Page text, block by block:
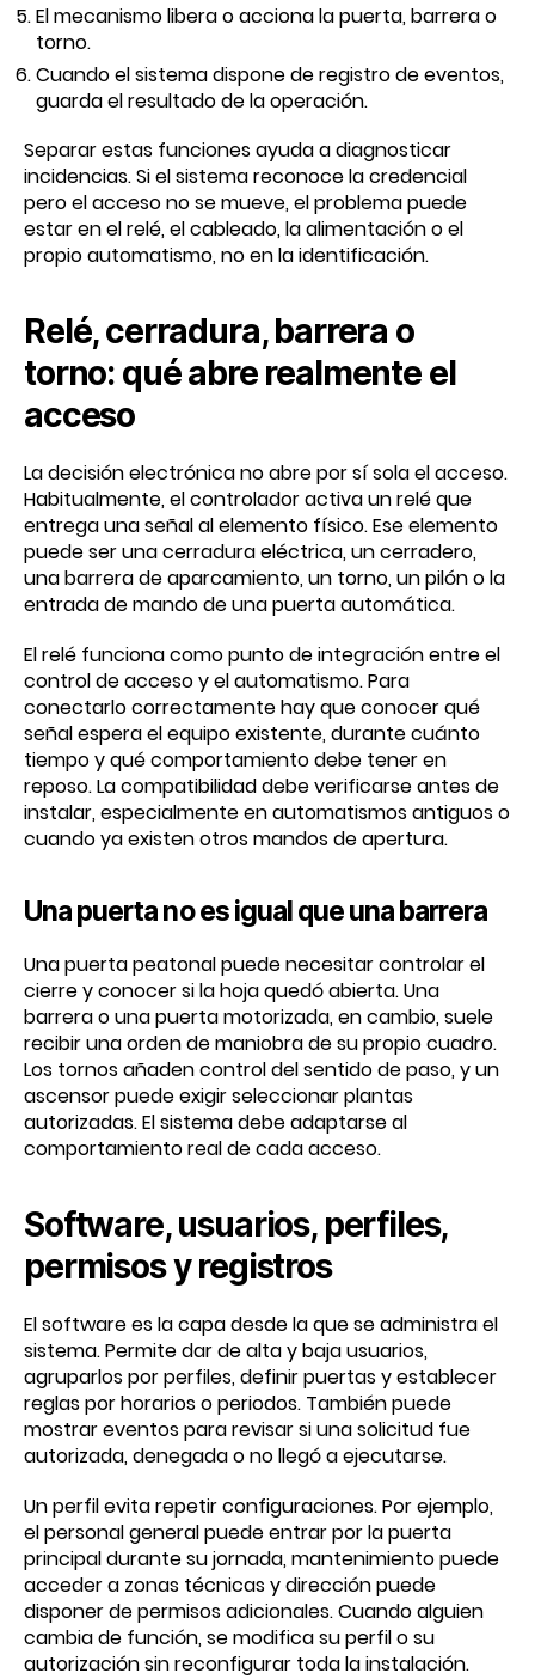
El mecanismo libera o acciona la puerta, barrera o
torno.
Cuando el sistema dispone de registro de eventos,
guarda el resultado de la operación.
Separar estas funciones ayuda a diagnosticar
incidencias. Si el sistema reconoce la credencial
pero el acceso no se mueve, el problema puede
estar en el relé, el cableado, la alimentación o el
propio automatismo, no en la identificación.
Relé, cerradura, barrera o
torno: qué abre realmente el
acceso
La decisión electrónica no abre por sí sola el acceso.
Habitualmente, el controlador activa un relé que
entrega una señal al elemento físico. Ese elemento
puede ser una cerradura eléctrica, un cerradero,
una barrera de aparcamiento, un torno, un pilón o la
entrada de mando de una puerta automática.
El relé funciona como punto de integración entre el
control de acceso y el automatismo. Para
conectarlo correctamente hay que conocer qué
señal espera el equipo existente, durante cuánto
tiempo y qué comportamiento debe tener en
reposo. La compatibilidad debe verificarse antes de
instalar, especialmente en automatismos antiguos o
cuando ya existen otros mandos de apertura.
Una puerta no es igual que una barrera
Una puerta peatonal puede necesitar controlar el
cierre y conocer si la hoja quedó abierta. Una
barrera o una puerta motorizada, en cambio, suele
recibir una orden de maniobra de su propio cuadro.
Los tornos añaden control del sentido de paso, y un
ascensor puede exigir seleccionar plantas
autorizadas. El sistema debe adaptarse al
comportamiento real de cada acceso.
Software, usuarios, perfiles,
permisos y registros
El software es la capa desde la que se administra el
sistema. Permite dar de alta y baja usuarios,
agruparlos por perfiles, definir puertas y establecer
reglas por horarios o periodos. También puede
mostrar eventos para revisar si una solicitud fue
autorizada, denegada o no llegó a ejecutarse.
Un perfil evita repetir configuraciones. Por ejemplo,
el personal general puede entrar por la puerta
principal durante su jornada, mantenimiento puede
acceder a zonas técnicas y dirección puede
disponer de permisos adicionales. Cuando alguien
cambia de función, se modifica su perfil o su
autorización sin reconfigurar toda la instalación.